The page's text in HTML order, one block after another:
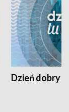
Dzień dobry